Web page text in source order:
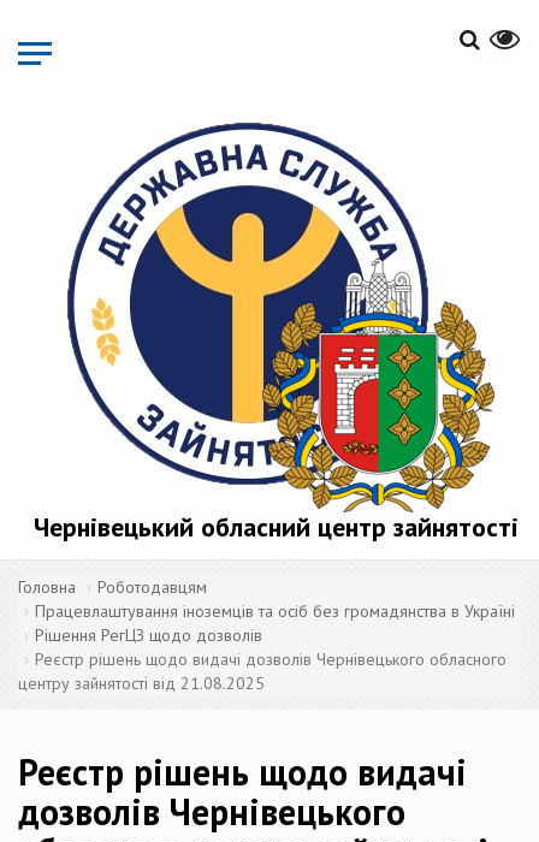
основного
матеріалу
Чернівецький обласний центр зайнятості
Головна
Роботодавцям
Працевлаштування іноземців та осіб без громадянства в Україні
Рішення РегЦЗ щодо дозволів
Реєстр рішень щодо видачі дозволів Чернівецького обласного
центру зайнятості від 21.08.2025
Реєстр рішень щодо видачі
дозволів Чернівецького